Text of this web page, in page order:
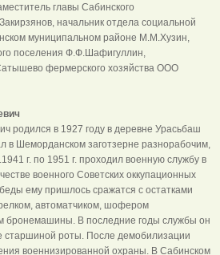
главы Сабинского
начальник отдела социальной
муниципальном районе М.М.Хузин,
поселения Ф.Ф.Шафигуллин,
фермерского хозяйства ООО
родился в 1927 году в деревне Урасьбаш
в Шеморданском заготзерне разнорабочим,
г. по 1951 г. проходил военную службу в
военного Советских оккупационных
ему пришлось сражатся с остатками
автоматчиком, шофером
бронемашины. В последние годы службы он
старшиной роты. После демобилизации
военнизированной охраны. В Сабинском